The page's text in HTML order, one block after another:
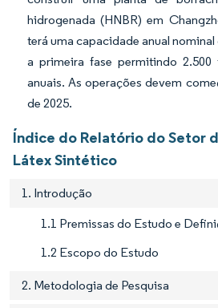
hidrogenada (HNBR) em
terá uma capacidade anual
a primeira fase permitindo 2.500
anuais. As operações devem
de 2025.
Índice do Relatório do Setor
Látex Sintético
1. Introdução
1.1 Premissas do Estudo e
1.2 Escopo do Estudo
2. Metodologia de Pesquisa